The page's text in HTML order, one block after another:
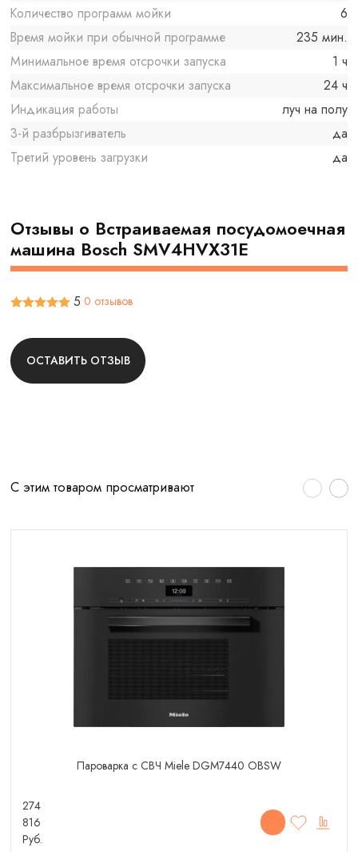
Количество программ мойки
6
Время мойки при обычной программе
235 мин.
Минимальное время отсрочки запуска
1 ч
Максимальное время отсрочки запуска
24 ч
Индикация работы
луч на полу
3-й разбрызгиватель
да
Третий уровень загрузки
да
Отзывы о Встраиваемая посудомоечная
машина Bosch SMV4HVX31E
5 0 отзывов
ОСТАВИТЬ ОТЗЫВ
С этим товаром просматривают
Пароварка с СВЧ Miele DGM7440 OBSW
274
816
Руб.